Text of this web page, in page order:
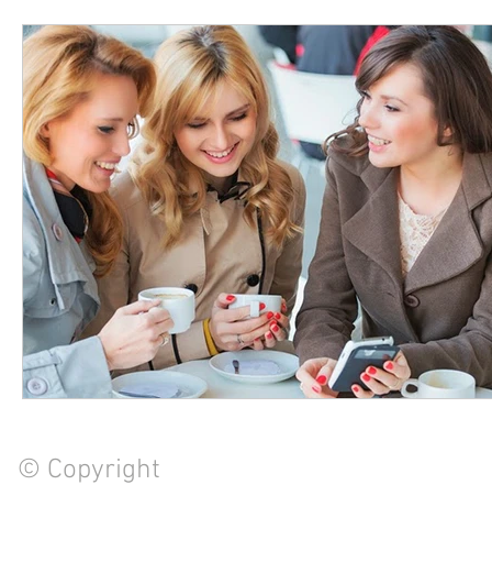
© Copyright